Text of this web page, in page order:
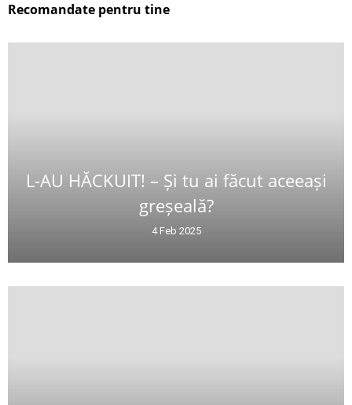
Recomandate pentru tine
L-AU HĂCKUIT! – Și tu ai făcut aceeași
greșeală?
4 Feb 2025